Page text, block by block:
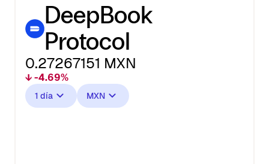
DeepBook
Protocol
0.27267151 MXN
↓ -4.69%
1 día MXN